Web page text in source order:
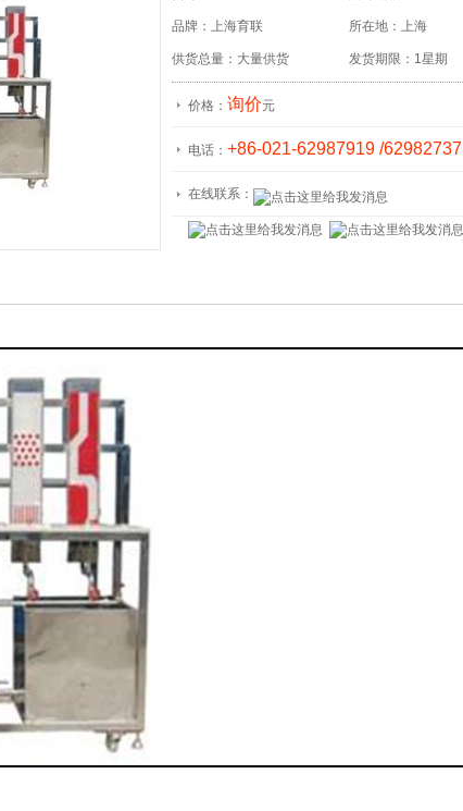
品牌：上海育联 所在地：上海
供货总量：大量供货 发货期限：1星期
价格： 询价元
电话： +86-021-62987919 /62982737
在线联系：